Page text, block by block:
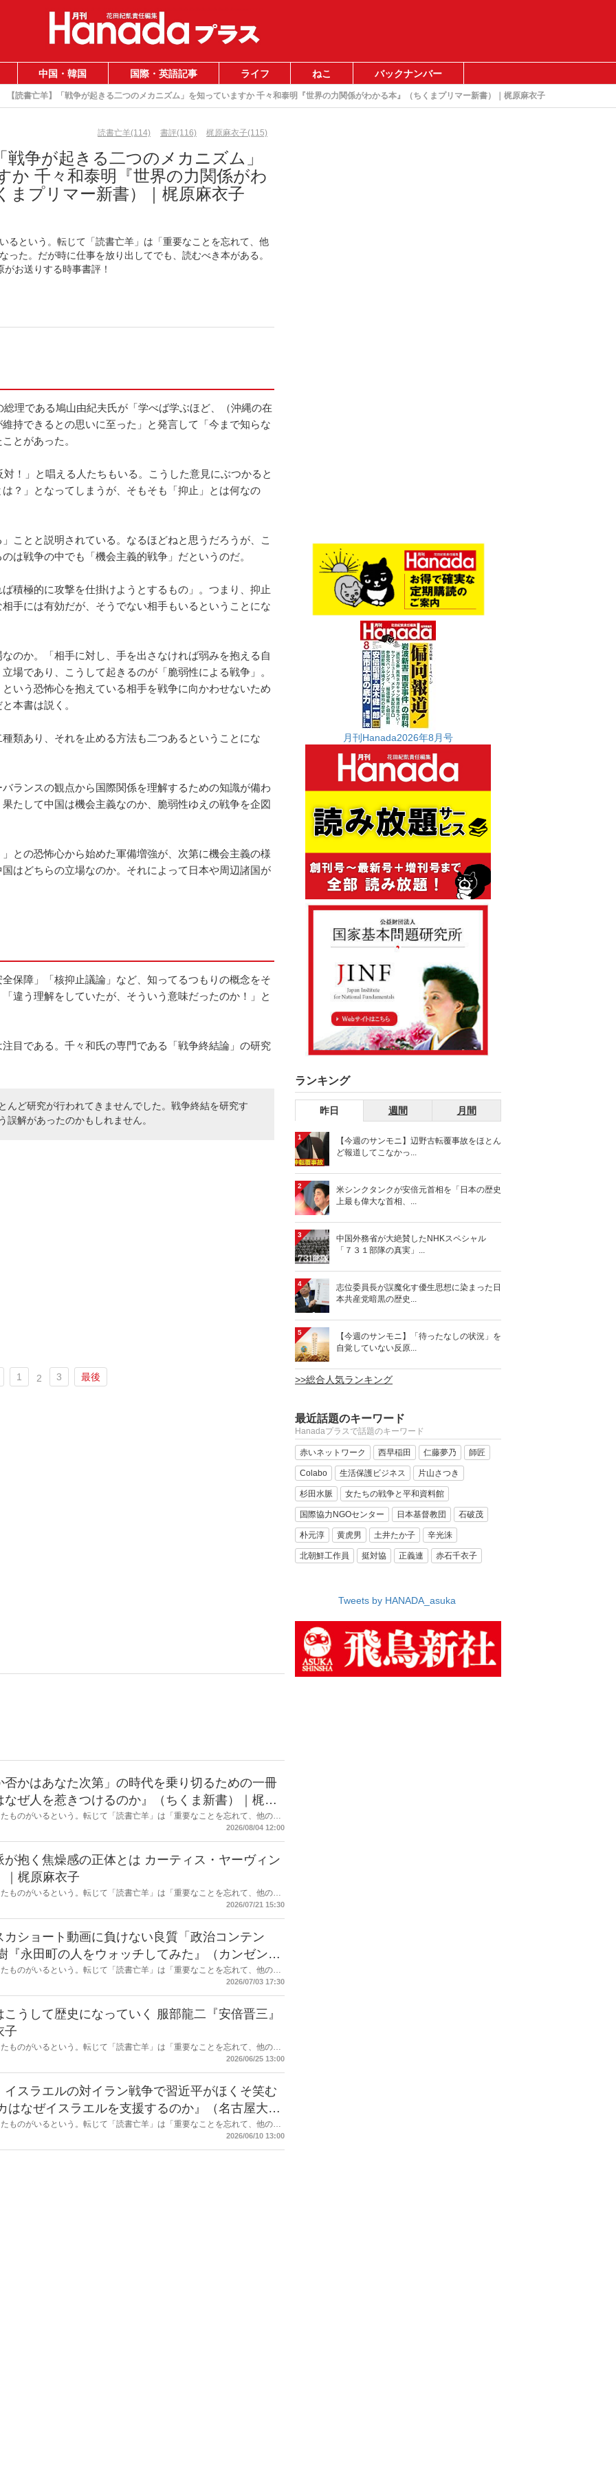
中国・韓国 国際・英語記事 ライフ ねこ バックナンバー
【読書亡羊】「戦争が起きる二つのメカニズム」を知っていますか 千々和泰明『世界の力関係がわかる本』（ちくまプリマー新書）｜梶原麻衣子
読書亡羊(114) 書評(116) 梶原麻衣子(115)
戦争が起きる二つのメカニズム」
か 千々和泰明『世界の力関係がわ
まプリマー新書）｜梶原麻衣子
るという。転じて「読書亡羊」は「重要なことを忘れて、他
った。だが時に仕事を放り出してでも、読むべき本がある。
お送りする時事書評！
理である鳩山由紀夫氏が「学べば学ぶほど、（沖縄の在
持できるとの思いに至った」と発言して「今まで知らな
とがあった。
！」と唱える人たちもいる。こうした意見にぶつかると
？」となってしまうが、そもそも「抑止」とは何なの
ことと説明されている。なるほどねと思うだろうが、こ
は戦争の中でも「機会主義的戦争」だというのだ。
積極的に攻撃を仕掛けようとするもの」。つまり、抑止
手には有効だが、そうでない相手もいるということにな
のか。「相手に対し、手を出さなければ弱みを抱える自
場であり、こうして起きるのが「脆弱性による戦争」。
いう恐怖心を抱えている相手を戦争に向かわせないため
本書は説く。
類あり、それを止める方法も二つあるということにな
ランスの観点から国際関係を理解するための知識が備わ
たして中国は機会主義なのか、脆弱性ゆえの戦争を企図
との恐怖心から始めた軍備増強が、次第に機会主義の様
はどちらの立場なのか。それによって日本や周辺諸国が
保障」「核抑止議論」など、知ってるつもりの概念をそ
違う理解をしていたが、そういう意味だったのか！」と
目である。千々和氏の専門である「戦争終結論」の研究
んど研究が行われてきませんでした。戦争終結を研究す
解があったのかもしれません。
1 2 3 最後
かはあなた次第」の時代を乗り切るための一冊
ぜ人を惹きつけるのか』（ちくま新書）｜梶原
ものがいるという。転じて「読書亡羊」は「重要なことを忘れて、他のこ
になった。だが時に仕事を放り出してでも、読むべき本がある。元月刊
2026/08/04 12:00
の正体とは カーティス・ヤーヴィン
｜梶原麻衣子
ものがいるという。転じて「読書亡羊」は「重要なことを忘れて、他のこ
になった。だが時に仕事を放り出してでも、読むべき本がある。元月刊
2026/07/21 15:30
ショート動画に負けない良質「政治コンテン
ものがいるという。転じて「読書亡羊」は「重要なことを忘れて、他のこ
になった。だが時に仕事を放り出してでも、読むべき本がある。元月刊
2026/07/03 17:30
になっていく 服部龍二『安倍晋三』
子
ものがいるという。転じて「読書亡羊」は「重要なことを忘れて、他のこ
になった。だが時に仕事を放り出してでも、読むべき本がある。元月刊
2026/06/25 13:00
スラエルの対イラン戦争で習近平がほくそ笑む
ものがいるという。転じて「読書亡羊」は「重要なことを忘れて、他のこ
になった。だが時に仕事を放り出してでも、読むべき本がある。元月刊
2026/06/10 13:00
月刊Hanada2026年8月号
ランキング
昨日 週間 月間
1
【今週のサンモニ】辺野古転覆事故をほとん
ど報道してこなかっ...
2
米シンクタンクが安倍元首相を「日本の歴史
上最も偉大な首相、...
3
中国外務省が大絶賛したNHKスペシャル
「７３１部隊の真実」...
4
志位委員長が誤魔化す優生思想に染まった日
本共産党暗黒の歴史...
5
【今週のサンモニ】「待ったなしの状況」を
自覚していない反原...
>>総合人気ランキング
最近話題のキーワード
Hanadaプラスで話題のキーワード
赤いネットワーク 西早稲田 仁藤夢乃 師匠
Colabo 生活保護ビジネス 片山さつき
杉田水脈 女たちの戦争と平和資料館
国際協力NGOセンター 日本基督教団 石破茂
朴元淳 黄虎男 土井たか子 辛光洙
北朝鮮工作員 挺対協 正義連 赤石千衣子
Tweets by HANADA_asuka